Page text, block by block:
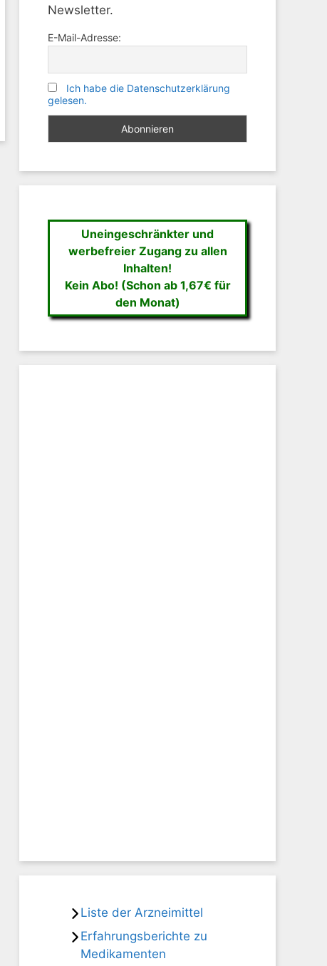
Newsletter.
E-Mail-Adresse:
Ich habe die Datenschutzerklärung
gelesen.
Uneingeschränkter und
werbefreier Zugang zu allen
Inhalten!
Kein Abo! (Schon ab 1,67€ für
den Monat)
Liste der Arzneimittel
Erfahrungsberichte zu
Medikamenten